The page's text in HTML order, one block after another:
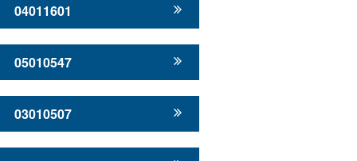
04011601
05010547
03010507